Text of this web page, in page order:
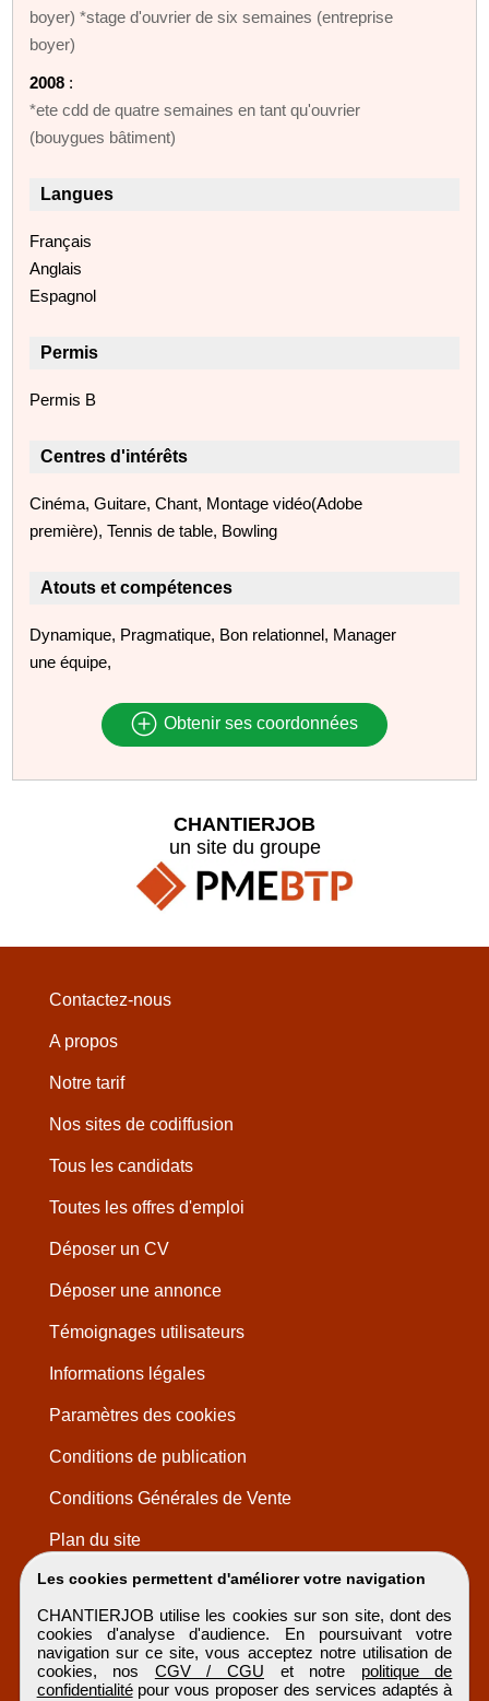
boyer) *stage d'ouvrier de six semaines (entreprise
boyer)
2008 :
*ete cdd de quatre semaines en tant qu'ouvrier
(bouygues bâtiment)
Langues
Français
Anglais
Espagnol
Permis
Permis B
Centres d'intérêts
Cinéma, Guitare, Chant, Montage vidéo(Adobe
première), Tennis de table, Bowling
Atouts et compétences
Dynamique, Pragmatique, Bon relationnel, Manager
une équipe,
Obtenir ses coordonnées
Les cookies permettent d'améliorer votre navigation
CHANTIERJOB utilise les cookies sur son site, dont des
cookies d'analyse d'audience. En poursuivant votre
navigation sur ce site, vous acceptez notre utilisation de
cookies, nos CGV / CGU et notre politique de
confidentialitépour vous proposer des services adaptés à
CHANTIERJOB
un site du groupe
Contactez-nous
A propos
Notre tarif
Nos sites de codiffusion
Tous les candidats
Toutes les offres d'emploi
Déposer un CV
Déposer une annonce
Témoignages utilisateurs
Informations légales
Paramètres des cookies
Conditions de publication
Conditions Générales de Vente
Plan du site